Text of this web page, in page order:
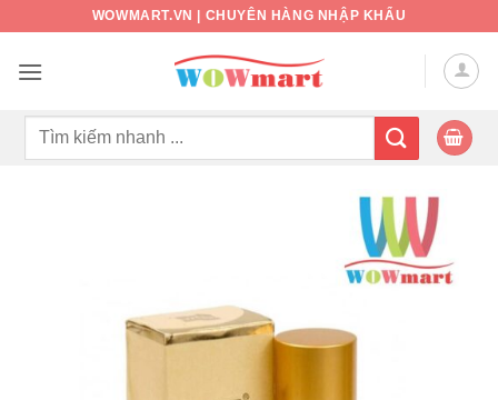
nội
WOWMART.VN | CHUYÊN HÀNG NHẬP KHẨU
Tìm